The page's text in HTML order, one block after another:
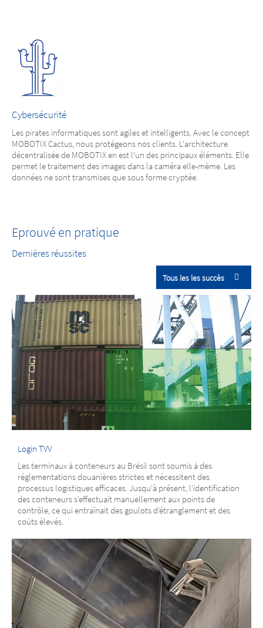
Cybersécurité
Les pirates informatiques sont agiles et intelligents. Avec le concept
MOBOTIX Cactus, nous protégeons nos clients. L'architecture
décentralisée de MOBOTIX en est l'un des principaux éléments. Elle
permet le traitement des images dans la caméra elle-même. Les
données ne sont transmises que sous forme cryptée.
Eprouvé en pratique
Dernières réussites
Tous les les succès
Login TVV
Les terminaux à conteneurs au Brésil sont soumis à des
réglementations douanières strictes et nécessitent des
processus logistiques efficaces. Jusqu'à présent, l'identification
des conteneurs s'effectuait manuellement aux points de
contrôle, ce qui entraînait des goulots d'étranglement et des
coûts élevés.